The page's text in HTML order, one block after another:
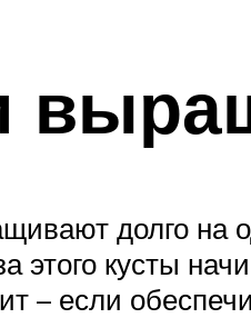
долго на
этого кусты
– если